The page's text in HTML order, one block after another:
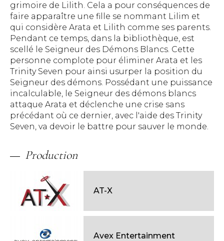
grimoire de Lilith. Cela a pour conséquences de
faire apparaître une fille se nommant Lilim et
qui considère Arata et Lilith comme ses parents.
Pendant ce temps, dans la bibliothèque, est
scellé le Seigneur des Démons Blancs. Cette
personne complote pour éliminer Arata et les
Trinity Seven pour ainsi usurper la position du
Seigneur des démons. Possédant une puissance
incalculable, le Seigneur des démons blancs
attaque Arata et déclenche une crise sans
précédant où ce dernier, avec l'aide des Trinity
Seven, va devoir le battre pour sauver le monde.
Production
AT-X
Avex Entertainment